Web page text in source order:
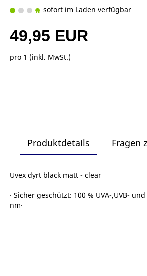
sofort im Laden verfügbar
49,95 EUR
pro 1 (inkl. MwSt.)
Produktdetails Fragen
Uvex dyrt black matt - clear
∙ Sicher geschützt: 100 % UVA-,UVB-
nm∙